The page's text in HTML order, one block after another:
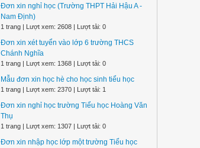
Đơn xin nghỉ học (Trường THPT Hải Hậu A -
Nam Định)
1 trang | Lượt xem: 2608 | Lượt tải: 0
Đơn xin xét tuyển vào lớp 6 trường THCS
Chánh Nghĩa
1 trang | Lượt xem: 1368 | Lượt tải: 0
Mẫu đơn xin học hè cho học sinh tiểu học
1 trang | Lượt xem: 2370 | Lượt tải: 1
Đơn xin nghỉ học trường Tiểu học Hoàng Văn
Thụ
1 trang | Lượt xem: 1307 | Lượt tải: 0
Đơn xin nhập học lớp một trường Tiểu học